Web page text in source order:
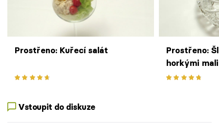
Prostřeno: Kuřecí salát
Prostřeno:
horkými
Vstoupit do diskuze